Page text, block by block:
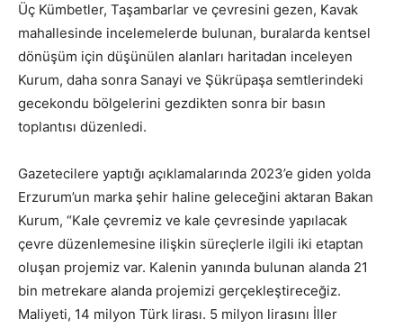
Üç Kümbetler, Taşambarlar ve çevresini gezen, Kavak
mahallesinde incelemelerde bulunan, buralarda kentsel
dönüşüm için düşünülen alanları haritadan inceleyen
Kurum, daha sonra Sanayi ve Şükrüpaşa semtlerindeki
gecekondu bölgelerini gezdikten sonra bir basın
toplantısı düzenledi.
Gazetecilere yaptığı açıklamalarında 2023’e giden yolda
Erzurum’un marka şehir haline geleceğini aktaran Bakan
Kurum, “Kale çevremiz ve kale çevresinde yapılacak
çevre düzenlemesine ilişkin süreçlerle ilgili iki etaptan
oluşan projemiz var. Kalenin yanında bulunan alanda 21
bin metrekare alanda projemizi gerçekleştireceğiz.
Maliyeti, 14 milyon Türk lirası. 5 milyon lirasını İller